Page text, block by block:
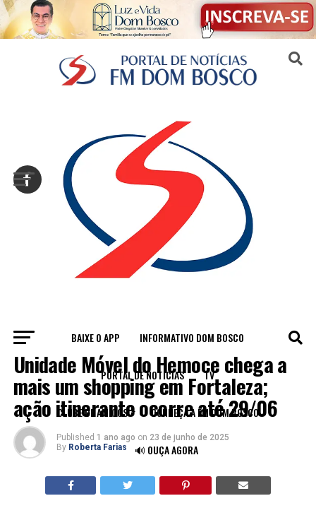
BAIXE O APP INFORMATIVO DOM BOSCO
PORTAL DE NOTÍCIAS TV
CLUBE DE AMIGOS CONHEÇA A FM DOM BOSCO
🔊 OUÇA AGORA
SAÚDE
Unidade Móvel do Hemoce chega a
mais um shopping em Fortaleza;
ação itinerante ocorre até 29/06
Published 1 ano ago on 23 de junho de 2025
By Roberta Farias
Sair da versão mobile